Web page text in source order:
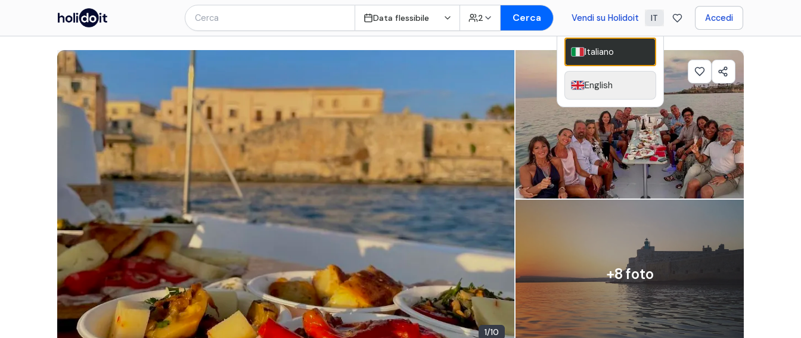
Data flessibile 2 Cerca Vendi su Holidoit IT Accedi
1/10
+8foto
Italiano
English